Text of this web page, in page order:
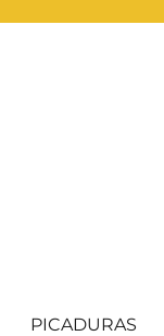
PICADURAS